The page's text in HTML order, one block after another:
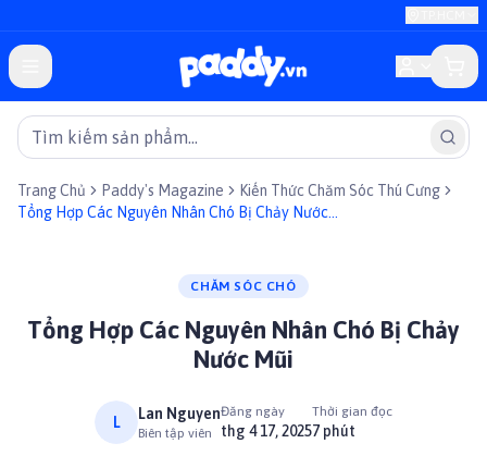
Trang Chủ Paddy's Magazine
Kiến Thức Chăm Sóc Thú Cưng
Tổng Hợp Các Nguyên Nhân Chó Bị Chảy Nước
CHĂM SÓC CHÓ
Tổng Hợp Các Nguyên Nhân Chó Bị Chảy
Nước Mũi
L Lan Nguyen
Biên tập viên
Đăng ngày
thg 4 17, 2025
Thời gian đọc
7 phút